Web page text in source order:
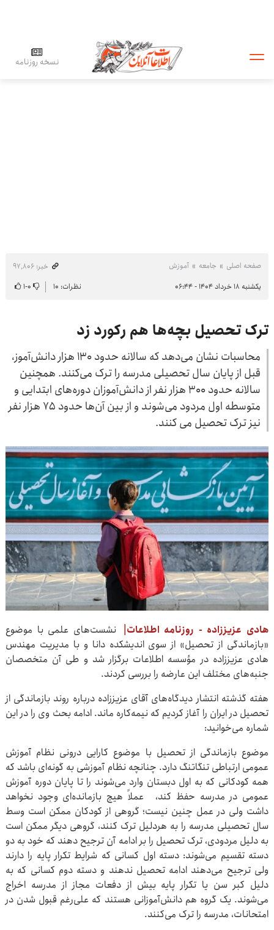
نسخه روزنامه
صفحه اصلی جامعه آموزش
خبر: ۹۷٬۸۰۶
یکشنبه ۱۸ خرداد ۱۴۰۴ - ۰۶:۴۴
نظرات: ۱۰ ۰-۱
ترک تحصیل بچه‌ها هم رکورد زد
محاسبات نشان می‌دهد که سالانه حدود ۱۳۰ هزار دانش‌آموز،
قبل از پایان سال تحصیلی مدرسه را ترک می‌کنند. همچنین
سالانه حدود ۳۰۰ هزار نفر از دانش‌آموزان دوره‌های ابتدایی و
متوسطه اول مردود می‌شوند و از بین آن‌ها حدود ۷۵ هزار نفر
نیز ترک تحصیل می کنند.
هادی عزیززاده - روزنامه اطلاعات| نشست‌های علمی با موضوع
«بازماندگی از تحصیل» از سوی اندیشکده دانا و با مدیریت مهندس
هادی عزیززاده در مؤسسه اطلاعات برگزار شد و طی آن متخصصان
جنبه‌های مختلف این عارضه را بررسی کردند.
هفته گذشته انتشار دیدگاه‌های آقای عزیززاده درباره روند بازماندگی از
تحصیل در ایران را آغاز کردیم که نیمه‌کاره ماند. ادامه بحث وی را در این
شماره می‌خوانید:
موضوع بازماندگی از تحصیل با موضوع کارایی درونی نظام آموزش
عمومی ارتباطی تنگاتنگ دارد. چنانچه نظام آموزشی به گونه‌ای باشد که
همه کودکانی که به اول دبستان وارد می‌شوند را تا پایان دوره آموزش
عمومی در مدرسه حفظ کند، عملاً هیچ بازمانده‌ای وجود نخواهد
داشت ولی در عمل چنین نیست؛ گروهی از کودکان ممکن است وسط
سال تحصیلی مدرسه را به هردلیل ترک کنند، گروهی دیگر ممکن است
به دلیل مردودی، ترک تحصیل را بر ادامه آن ترجیح دهند که خود به دو
دسته تقسیم می‌شوند: دسته اول کسانی که شرایط تکرار پایه را دارند
ولی ترجیح می‌دهند ادامه تحصیل ندهند و دسته دوم کسانی که به
دلیل کبر سن یا تکرار پایه بیش از دفعات مجاز از مدرسه اخراج
می‌شوند. یک گروه هم دانش‌آموزانی هستند که علی‌رغم قبول شدن در
امتحانات، مدرسه را ترک می‌کنند.